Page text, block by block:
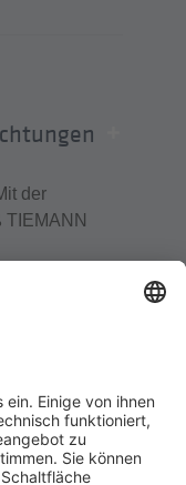
der
TIEMANN
und
- Fachhändler werden
Impressum